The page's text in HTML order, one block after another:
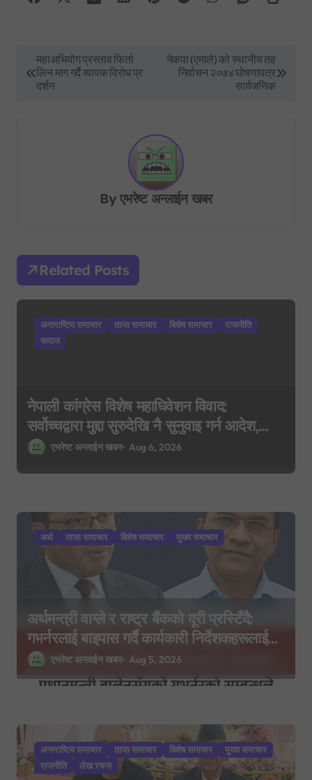
o
a
t
i
महाअभियोग प्रस्ताव फिर्ता
लिन माग गर्दै व्यापक विरोध प्र
दर्शन
नेकपा (एमाले) को स्थानीय तह
निर्वाचन २०७४ घोषणापत्र
सार्वजनिक
Byएभरेष्ट अन्लाईन खबर
Related Posts
अन्तराष्टिय समाचार ताजा समाचार बिशेष समाचार
राजनीति
समाज
नेपाली कांग्रेस विशेष महाधिवेशन विवाद:
सर्वोच्चद्वारा मुद्दा सुरुदेखि नै सुनुवाइ गर्न आदेश,
पुरानो फैसला पुनरावलोकन हुने
एभरेष्ट अन्लाईन खबर Aug 6, 2026
अर्थ ताजा समाचार बिशेष समाचार मुख्य समाचार
अर्थमन्त्री वाग्ले र राष्ट्र बैंकको दूरी प्रस्टिँदै:
गभर्नरलाई बाइपास गर्दै कार्यकारी निर्देशकहरूलाई
मन्त्रालय बोलाइयो
एभरेष्ट अन्लाईन खबर Aug 5, 2026
अन्तराष्टिय समाचार ताजा समाचार बिशेष समाचार
मुख्य समाचार
राजनीति
लेख रचना